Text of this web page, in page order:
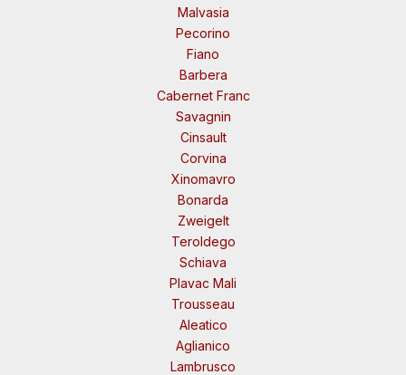
Malvasia
Pecorino
Fiano
Barbera
Cabernet Franc
Savagnin
Cinsault
Corvina
Xinomavro
Bonarda
Zweigelt
Teroldego
Schiava
Plavac Mali
Trousseau
Aleatico
Aglianico
Lambrusco